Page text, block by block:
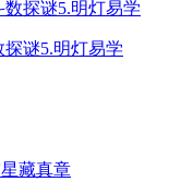
谜5.明灯易学